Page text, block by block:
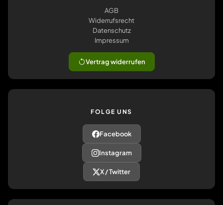
AGB
Widerrufsrecht
Datenschutz
Impressum
Vertrag widerrufen
FOLGE UNS
Facebook
Instagram
X / Twitter